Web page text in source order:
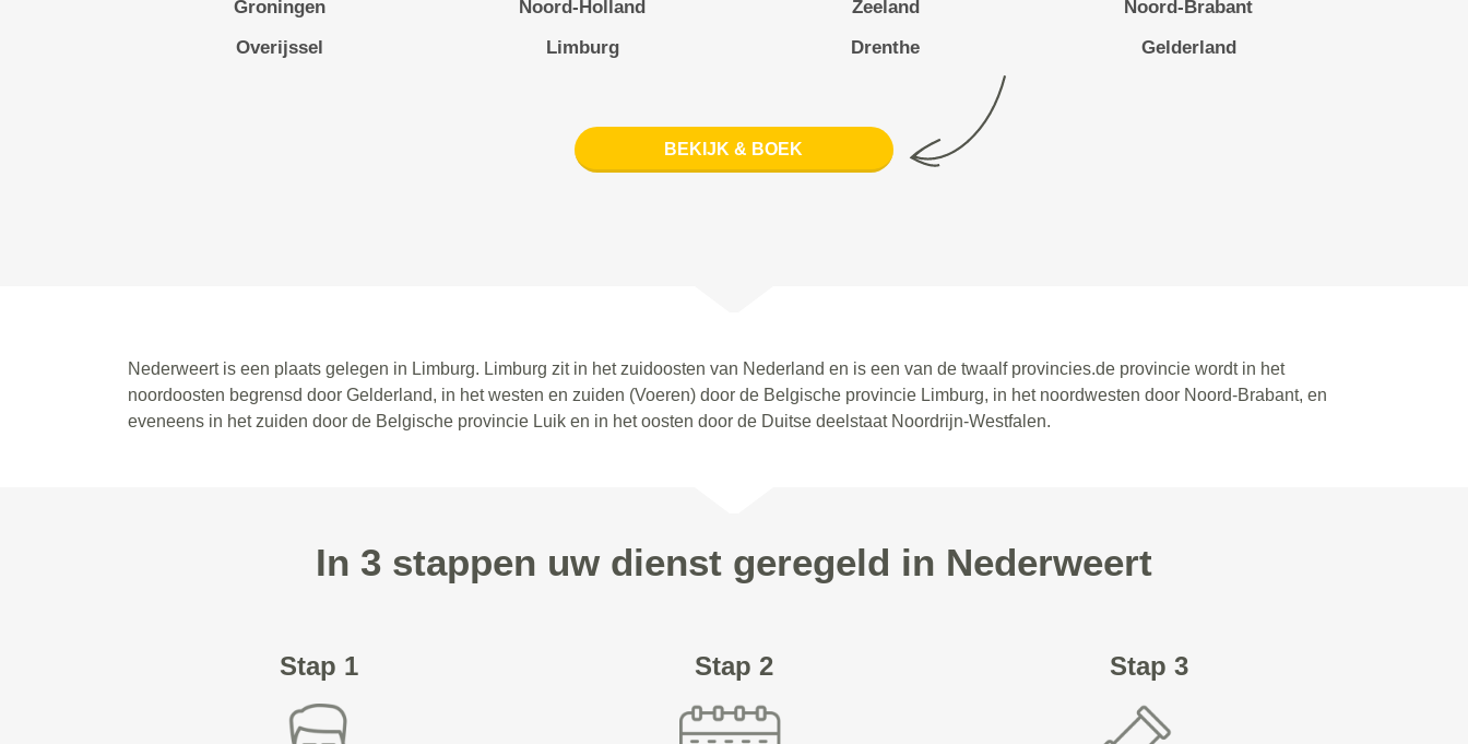
Groningen
Noord-Holland Zeeland
Noord-Brabant
Overijssel
Limburg Drenthe Gelderland
BEKIJK & BOEK
Nederweert is een plaats gelegen in Limburg. Limburg zit in het zuidoosten van Nederland en is een van de twaalf provincies.de provincie wordt in het
noordoosten begrensd door Gelderland, in het westen en zuiden (Voeren) door de Belgische provincie Limburg, in het noordwesten door Noord-Brabant, en
eveneens in het zuiden door de Belgische provincie Luik en in het oosten door de Duitse deelstaat Noordrijn-Westfalen.
In 3 stappen uw dienst geregeld in Nederweert
Stap 1 Stap 2 Stap 3